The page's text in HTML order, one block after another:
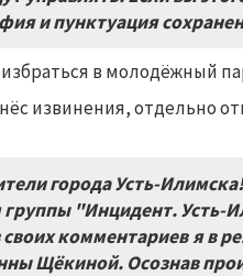
и пунктуация
в молодёжный
извинения, отдельно
города Усть-
"Инцидент. Усть-
комментариев я в
Щёкиной. Осознав